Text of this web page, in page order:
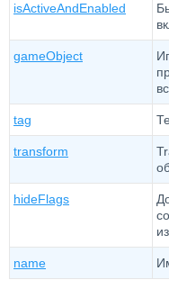
isActiveAndEnabled
gameObject
tag
transform
hideFlags
name